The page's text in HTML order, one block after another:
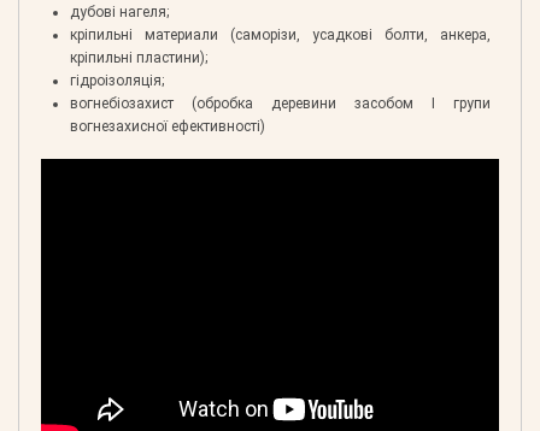
дубові нагеля;
кріпильні материали (саморізи, усадкові болти, анкера,
кріпильні пластини);
гідроізоляція;
вогнебіозахист (обробка деревини засобом І групи
вогнезахисної ефективності)